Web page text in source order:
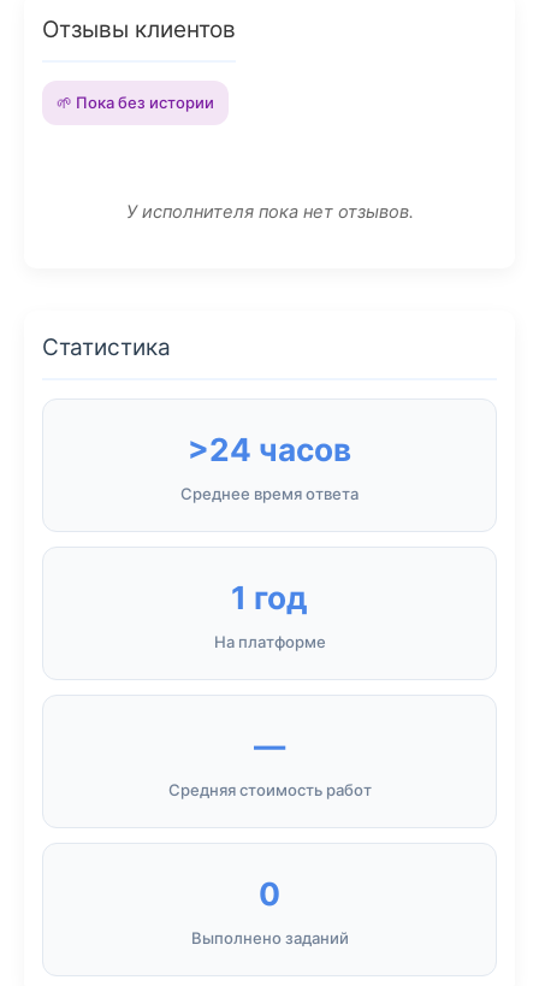
Отзывы клиентов
🌱 Пока без истории
У исполнителя пока нет отзывов.
Статистика
>24 часов
Среднее время ответа
1 год
На платформе
—
Средняя стоимость работ
0
Выполнено заданий